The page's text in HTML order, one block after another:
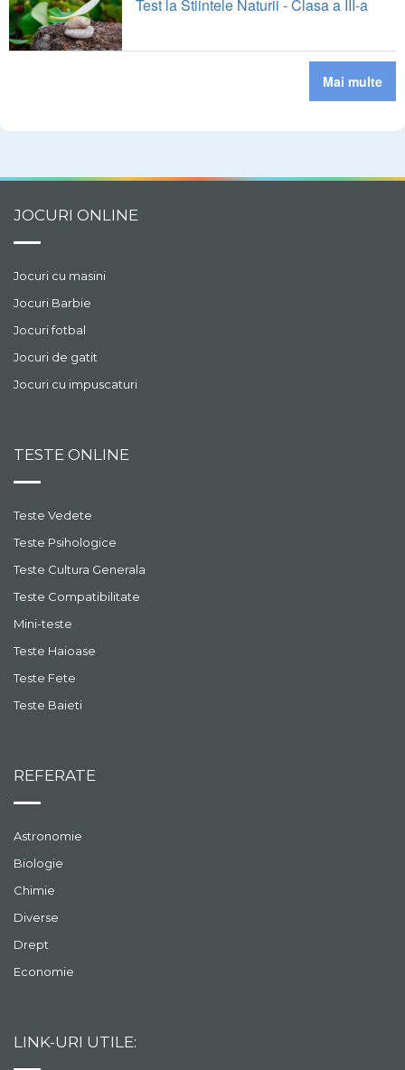
Test la Stiintele Naturii - Clasa a III-a
Mai multe
JOCURI ONLINE
Jocuri cu masini
Jocuri Barbie
Jocuri fotbal
Jocuri de gatit
Jocuri cu impuscaturi
TESTE ONLINE
Teste Vedete
Teste Psihologice
Teste Cultura Generala
Teste Compatibilitate
Mini-teste
Teste Haioase
Teste Fete
Teste Baieti
REFERATE
Astronomie
Biologie
Chimie
Diverse
Drept
Economie
LINK-URI UTILE: